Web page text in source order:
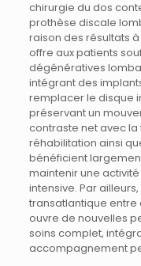
chirurgie du dos
prothèse discale
raison des résultats
offre aux patients
dégénératives
intégrant des
remplacer le disque
préservant un
contraste net avec la
réhabilitation ainsi
bénéficient
maintenir une
intensive. Par
transatlantique
ouvre de nouvelles
soins complet,
accompagnement